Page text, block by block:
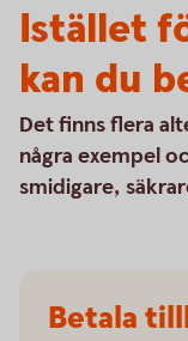
Istället
kan du
Det finns flera
några exempel
smidigare,
Betala